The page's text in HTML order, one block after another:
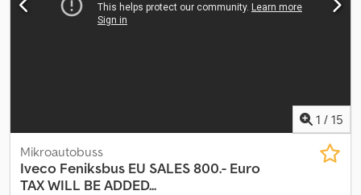
1 / 15
Mikroautobuss
Iveco Feniksbus EU SALES 800.- Euro
TAX WILL BE ADDED...